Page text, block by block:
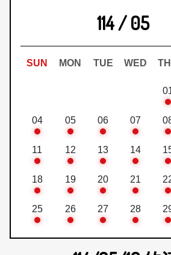
114 / 05
SUN MON TUE WED
04 05 06 07
11 12 13 14
18 19 20 21
25 26 27 28